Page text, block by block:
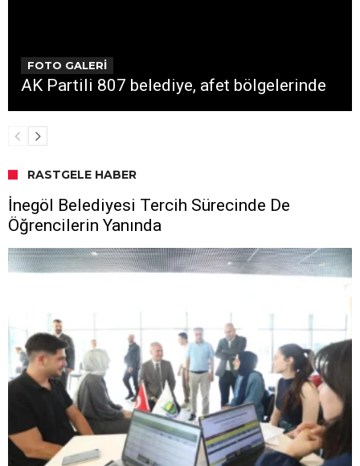
FOTO GALERİ
AK Partili 807 belediye, afet bölgelerinde
RASTGELE HABER
İnegöl Belediyesi Tercih Sürecinde De
Öğrencilerin Yanında